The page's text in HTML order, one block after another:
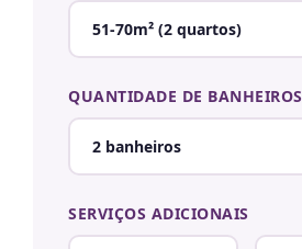
QUANTIDADE DE BANHEIROS
SERVIÇOS ADICIONAIS